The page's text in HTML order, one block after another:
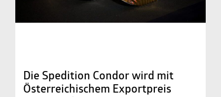
Die Spedition Condor wird mit
Österreichischem Exportpreis